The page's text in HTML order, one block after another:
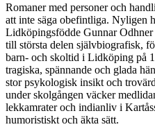
Romaner med personer och
att inte säga obefintliga. Nyligen
Lidköpingsfödde Gunnar Odhner
till största delen självbiografisk,
barn- och skoltid i Lidköping på
tragiska, spännande och glada
stor psykologisk insikt och
under skolgången väcker
lekkamrater och indianliv i
humoristiskt och äkta sätt.